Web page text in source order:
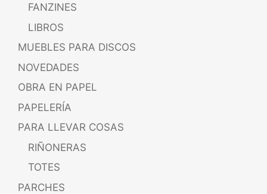
FANZINES
LIBROS
MUEBLES PARA DISCOS
NOVEDADES
OBRA EN PAPEL
PAPELERÍA
PARA LLEVAR COSAS
RIÑONERAS
TOTES
PARCHES